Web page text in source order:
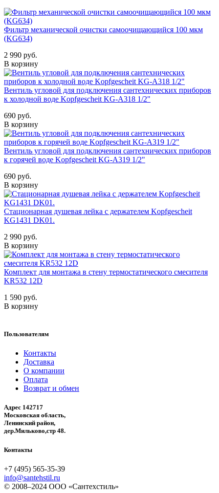
Фильтр механической очистки самоочищающийся 100 мкм
(KG634)
2 990 руб.
В корзину
Вентиль угловой для подключения сантехнических приборов
к холодной воде Kopfgescheit KG-A318 1/2"
690 руб.
В корзину
Вентиль угловой для подключения сантехнических приборов
к горячей воде Kopfgescheit KG-A319 1/2"
690 руб.
В корзину
Стационарная душевая лейка с держателем Kopfgescheit
KG1431 DK01.
2 990 руб.
В корзину
Комплект для монтажа в стену термостатического смесителя
KR532 12D
1 590 руб.
В корзину
Пользователям
Контакты
Доставка
О компании
Оплата
Возврат и обмен
Адрес 142717
Московская область,
Ленинский район,
дер.Мильково,стр 48.
Контакты
+7 (495) 565-35-39
info@santehstil.ru
© 2008–2024 ООО «Сантехстиль»